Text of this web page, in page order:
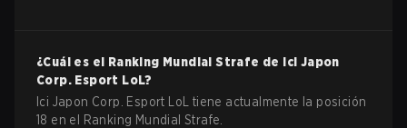
¿Cuál es el Ranking Mundial Strafe de Ici Japon
Corp. Esport LoL?
Ici Japon Corp. Esport LoL tiene actualmente la posición
18 en el Ranking Mundial Strafe.